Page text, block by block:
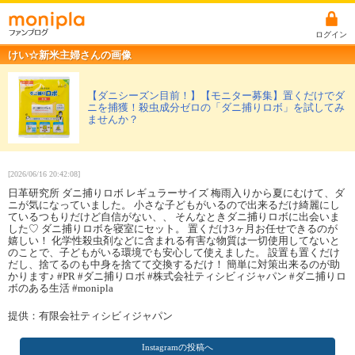
ログイン
けい☆新米主婦さんの画像
【ダニシーズン目前！】【モニター募集】置くだけでダ
ニを捕獲！殺虫成分ゼロの「ダニ捕りロボ」を試してみ
ませんか？
[2026/06/16 20:42:08]
日革研究所 ダニ捕りロボ レギュラーサイズ 梅雨入りから夏にむけて、ダ
ニが気になっていました。 小さな子どもがいるので出来るだけ綺麗にし
ているつもりだけど自信がない、、 そんなときダニ捕りロボに出会いま
した♡ ダニ捕りロボを寝室にセット。 置くだけ3ヶ月お任せできるのが
嬉しい！ 化学性殺虫剤などに含まれる有害な物質は一切使用してないと
のことで、子どもがいる環境でも安心して使えました。 設置も置くだけ
だし、捨てるのも中身を捨てて交換するだけ！ 簡単に対策出来るのが助
かります♪ #PR #ダニ捕りロボ #株式会社ティシビィジャパン #ダニ捕りロ
ボのある生活 #monipla
提供：有限会社ティシビィジャパン
Instagramの投稿へ